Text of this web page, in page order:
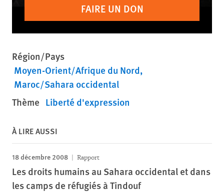
FAIRE UN DON
Région/Pays
Moyen-Orient/Afrique du Nord
Maroc/Sahara occidental
Thème Liberté d'expression
À LIRE AUSSI
18 décembre 2008 Rapport
Les droits humains au Sahara occidental et dans
les camps de réfugiés à Tindouf